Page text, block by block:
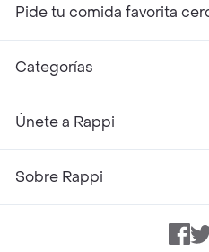
Pide tu comida favorita
Categorías
Únete a Rappi
Sobre Rappi